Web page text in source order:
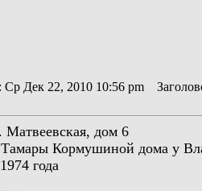
Ср Дек 22, 2010 10:56 pm
Матвеевская, дом 6
Тамары Кормушиной дома у
года